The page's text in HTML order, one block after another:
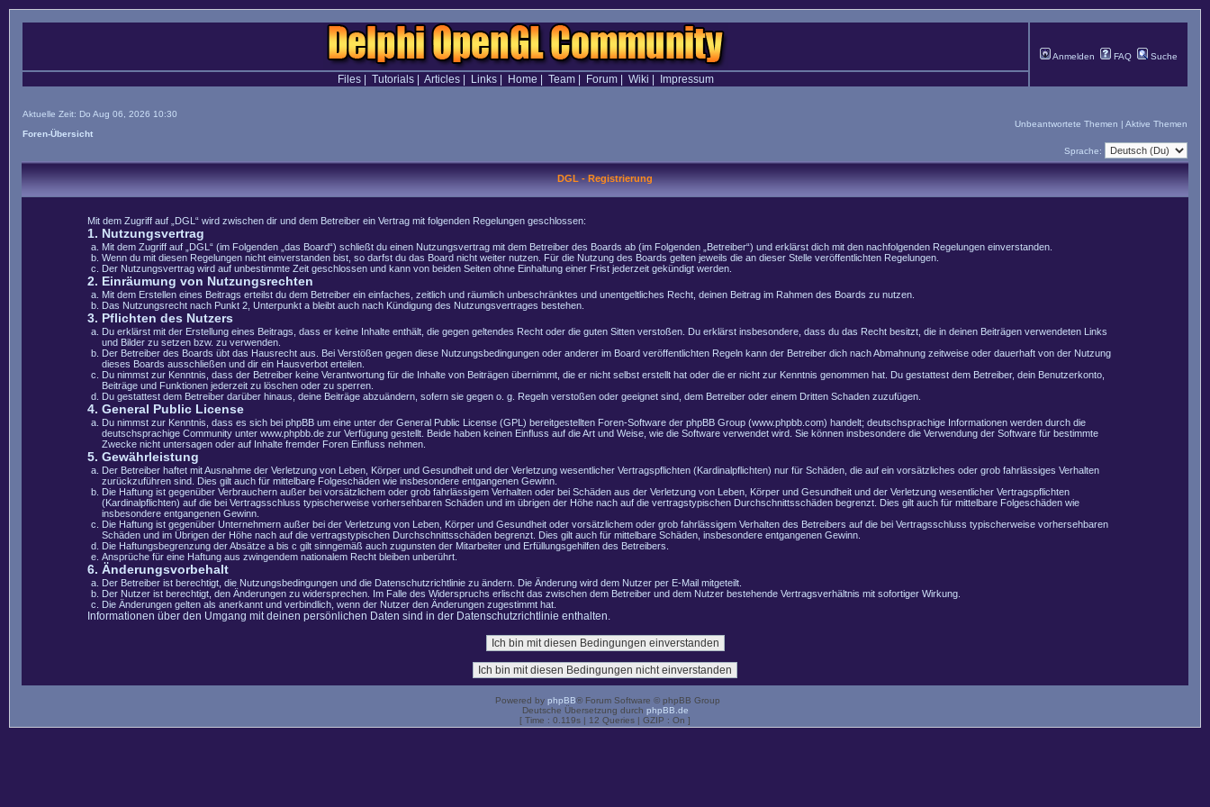
Anmelden FAQ Suche
Files| Tutorials| Articles| Links| Home Team| Forum| Wiki Impressum
Aktuelle Zeit: Do Aug 06, 2026 10:30
Foren-Übersicht
Unbeantwortete Themen | Aktive Themen
Sprache:
DGL - Registrierung
Mit dem Zugriff auf „DGL“ wird zwischen dir und dem Betreiber ein Vertrag mit folgenden Regelungen geschlossen:
1. Nutzungsvertrag
Mit dem Zugriff auf „DGL“ (im Folgenden „das Board“) schließt du einen Nutzungsvertrag mit dem Betreiber des Boards ab (im Folgenden „Betreiber“) und erklärst dich mit den nachfolgenden Regelungen einverstanden.
Wenn du mit diesen Regelungen nicht einverstanden bist, so darfst du das Board nicht weiter nutzen. Für die Nutzung des Boards gelten jeweils die an dieser Stelle veröffentlichten Regelungen.
Der Nutzungsvertrag wird auf unbestimmte Zeit geschlossen und kann von beiden Seiten ohne Einhaltung einer Frist jederzeit gekündigt werden.
2. Einräumung von Nutzungsrechten
Mit dem Erstellen eines Beitrags erteilst du dem Betreiber ein einfaches, zeitlich und räumlich unbeschränktes und unentgeltliches Recht, deinen Beitrag im Rahmen des Boards zu nutzen.
Das Nutzungsrecht nach Punkt 2, Unterpunkt a bleibt auch nach Kündigung des Nutzungsvertrages bestehen.
3. Pflichten des Nutzers
Du erklärst mit der Erstellung eines Beitrags, dass er keine Inhalte enthält, die gegen geltendes Recht oder die guten Sitten verstoßen. Du erklärst insbesondere, dass du das Recht besitzt, die in deinen Beiträgen verwendeten Links
und Bilder zu setzen bzw. zu verwenden.
Der Betreiber des Boards übt das Hausrecht aus. Bei Verstößen gegen diese Nutzungsbedingungen oder anderer im Board veröffentlichten Regeln kann der Betreiber dich nach Abmahnung zeitweise oder dauerhaft von der Nutzung
dieses Boards ausschließen und dir ein Hausverbot erteilen.
Du nimmst zur Kenntnis, dass der Betreiber keine Verantwortung für die Inhalte von Beiträgen übernimmt, die er nicht selbst erstellt hat oder die er nicht zur Kenntnis genommen hat. Du gestattest dem Betreiber, dein Benutzerkonto,
Beiträge und Funktionen jederzeit zu löschen oder zu sperren.
Du gestattest dem Betreiber darüber hinaus, deine Beiträge abzuändern, sofern sie gegen o. g. Regeln verstoßen oder geeignet sind, dem Betreiber oder einem Dritten Schaden zuzufügen.
4. General Public License
Du nimmst zur Kenntnis, dass es sich bei phpBB um eine unter der General Public License (GPL) bereitgestellten Foren-Software der phpBB Group (www.phpbb.com) handelt; deutschsprachige Informationen werden durch die
deutschsprachige Community unter www.phpbb.de zur Verfügung gestellt. Beide haben keinen Einfluss auf die Art und Weise, wie die Software verwendet wird. Sie können insbesondere die Verwendung der Software für bestimmte
Zwecke nicht untersagen oder auf Inhalte fremder Foren Einfluss nehmen.
5. Gewährleistung
Der Betreiber haftet mit Ausnahme der Verletzung von Leben, Körper und Gesundheit und der Verletzung wesentlicher Vertragspflichten (Kardinalpflichten) nur für Schäden, die auf ein vorsätzliches oder grob fahrlässiges Verhalten
zurückzuführen sind. Dies gilt auch für mittelbare Folgeschäden wie insbesondere entgangenen Gewinn.
Die Haftung ist gegenüber Verbrauchern außer bei vorsätzlichem oder grob fahrlässigem Verhalten oder bei Schäden aus der Verletzung von Leben, Körper und Gesundheit und der Verletzung wesentlicher Vertragspflichten
(Kardinalpflichten) auf die bei Vertragsschluss typischerweise vorhersehbaren Schäden und im übrigen der Höhe nach auf die vertragstypischen Durchschnittsschäden begrenzt. Dies gilt auch für mittelbare Folgeschäden wie
insbesondere entgangenen Gewinn.
Die Haftung ist gegenüber Unternehmern außer bei der Verletzung von Leben, Körper und Gesundheit oder vorsätzlichem oder grob fahrlässigem Verhalten des Betreibers auf die bei Vertragsschluss typischerweise vorhersehbaren
Schäden und im Übrigen der Höhe nach auf die vertragstypischen Durchschnittsschäden begrenzt. Dies gilt auch für mittelbare Schäden, insbesondere entgangenen Gewinn.
Die Haftungsbegrenzung der Absätze a bis c gilt sinngemäß auch zugunsten der Mitarbeiter und Erfüllungsgehilfen des Betreibers.
Ansprüche für eine Haftung aus zwingendem nationalem Recht bleiben unberührt.
6. Änderungsvorbehalt
Der Betreiber ist berechtigt, die Nutzungsbedingungen und die Datenschutzrichtlinie zu ändern. Die Änderung wird dem Nutzer per E-Mail mitgeteilt.
Der Nutzer ist berechtigt, den Änderungen zu widersprechen. Im Falle des Widerspruchs erlischt das zwischen dem Betreiber und dem Nutzer bestehende Vertragsverhältnis mit sofortiger Wirkung.
Die Änderungen gelten als anerkannt und verbindlich, wenn der Nutzer den Änderungen zugestimmt hat.
Informationen über den Umgang mit deinen persönlichen Daten sind in der Datenschutzrichtlinie enthalten.
Powered by phpBB® Forum Software © phpBB Group
Deutsche Übersetzung durch phpBB.de
[ Time : 0.119s | 12 Queries | GZIP : On ]